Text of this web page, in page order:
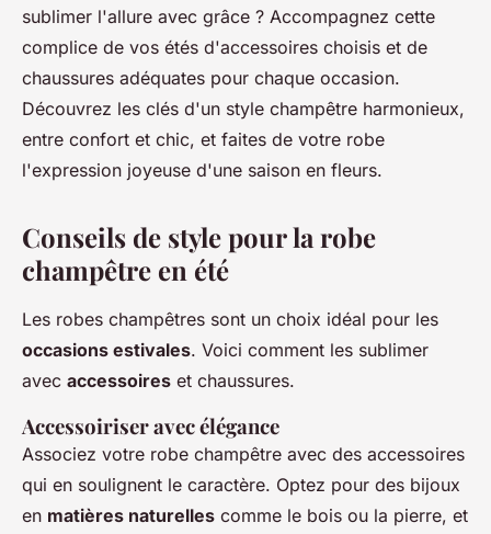
sublimer l'allure avec grâce ? Accompagnez cette
complice de vos étés d'accessoires choisis et de
chaussures adéquates pour chaque occasion.
Découvrez les clés d'un style champêtre harmonieux,
entre confort et chic, et faites de votre robe
l'expression joyeuse d'une saison en fleurs.
Conseils de style pour la robe
champêtre en été
Les robes champêtres sont un choix idéal pour les
occasions estivales. Voici comment les sublimer
avec accessoires et chaussures.
Accessoiriser avec élégance
Associez votre robe champêtre avec des accessoires
qui en soulignent le caractère. Optez pour des bijoux
en matières naturelles comme le bois ou la pierre, et